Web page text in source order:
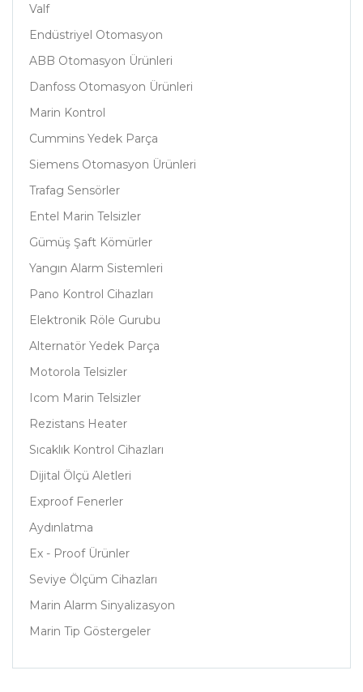
Valf
Endüstriyel Otomasyon
ABB Otomasyon Ürünleri
Danfoss Otomasyon Ürünleri
Marin Kontrol
Cummins Yedek Parça
Siemens Otomasyon Ürünleri
Trafag Sensörler
Entel Marin Telsizler
Gümüş Şaft Kömürler
Yangın Alarm Sistemleri
Pano Kontrol Cihazları
Elektronik Röle Gurubu
Alternatör Yedek Parça
Motorola Telsizler
Icom Marin Telsizler
Rezistans Heater
Sıcaklık Kontrol Cihazları
Dijital Ölçü Aletleri
Exproof Fenerler
Aydınlatma
Ex - Proof Ürünler
Seviye Ölçüm Cihazları
Marin Alarm Sinyalizasyon
Marin Tip Göstergeler